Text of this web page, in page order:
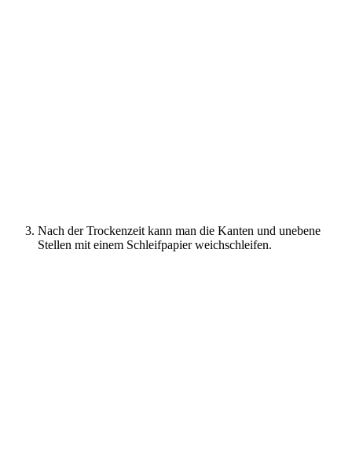
Nach der Trockenzeit kann man die Kanten und unebene
Stellen mit einem Schleifpapier weichschleifen.